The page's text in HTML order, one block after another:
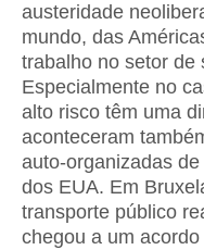
austeridade
mundo, das
trabalho no setor de
Especialmente no
alto risco têm uma
aconteceram
auto-organizadas
dos EUA. Em
transporte público
chegou a um